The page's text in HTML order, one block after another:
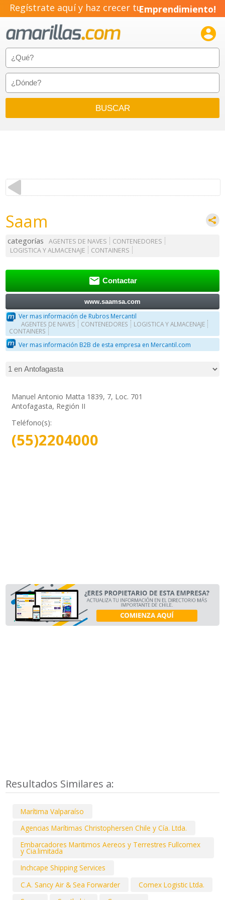
Regístrate aquí y haz crecer tuEmprendimiento!

Saam
categorías AGENTES DE NAVES
CONTENEDORES
LOGISTICA Y ALMACENAJE
CONTAINERS
 Contactar
www.saamsa.com
Ver mas información de Rubros Mercantil
AGENTES DE NAVES CONTENEDORES
LOGISTICA Y ALMACENAJE
CONTAINERS
Ver mas información B2B de esta empresa en Mercantil.com
Manuel Antonio Matta 1839, 7, Loc. 701
Antofagasta, Región II
Teléfono(s):
(55)2204000
Resultados Similares a:
Marítima Valparaíso
Agencias Marítimas Christophersen Chile y Cía. Ltda.
Embarcadores Maritimos Aereos y Terrestres Fullcomex
y Cia.limitada
Inchcape Shipping Services
C.A. Sancy Air & Sea Forwarder
Comex Logistic Ltda.